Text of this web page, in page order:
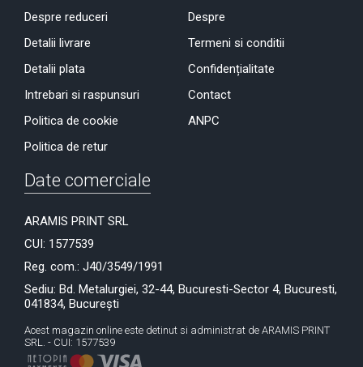
Despre reduceri
Detalii livrare
Detalii plata
Intrebari si raspunsuri
Politica de cookie
Politica de retur
Despre
Termeni si conditii
Confidențialitate
Contact
ANPC
Date comerciale
ARAMIS PRINT SRL
CUI: 1577539
Reg. com.: J40/3549/1991
Sediu: Bd. Metalurgiei, 32-44, Bucuresti-Sector 4, Bucuresti,
041834, București
Acest magazin online este detinut si administrat de ARAMIS PRINT
SRL. - CUI: 1577539